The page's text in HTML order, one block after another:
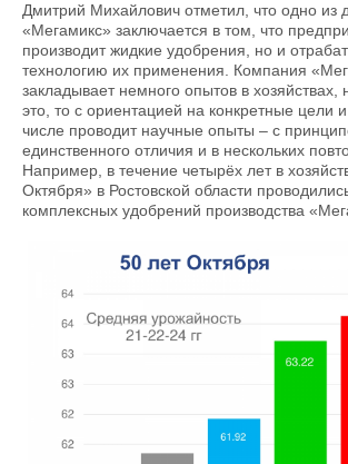
Дмитрий Михайлович отметил, что одно из
«Мегамикс» заключается в том, что
производит жидкие удобрения, но и
технологию их применения. Компания
закладывает немного опытов в хозяйствах,
это, то с ориентацией на конкретные цели
числе проводит научные опыты – с
единственного отличия и в нескольких
Например, в течение четырёх лет в
Октября» в Ростовской области
комплексных удобрений производства